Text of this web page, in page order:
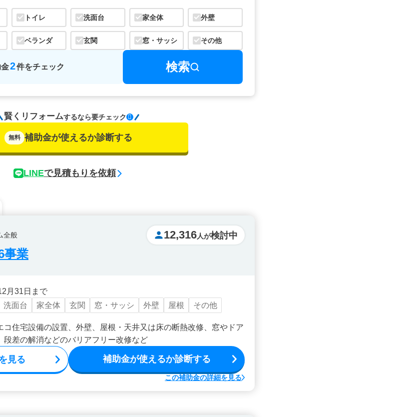
トイレ 洗面台 家全体 外壁
ベランダ 玄関 窓・サッシ その他
2件をチェック 検索
賢くリフォームするなら要チェック
無料 補助金が使えるか診断する
LINEで見積もりを依頼
全般 12,316人が検討中
事業
月31日まで
洗面台 家全体 玄関 窓・サッシ 外壁 屋根
その他
住宅設備の設置、外壁、屋根・天井又は床の断熱改修、窓やドア
段差の解消などのバリアフリー改修など
見る 補助金が使えるか診断する
この補助金の詳細を見る